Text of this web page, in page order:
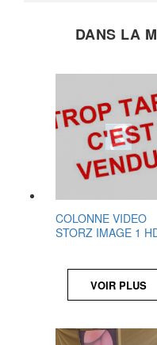
DANS LA
COLONNE VIDEO
STORZ IMAGE 1
VOIR PLUS